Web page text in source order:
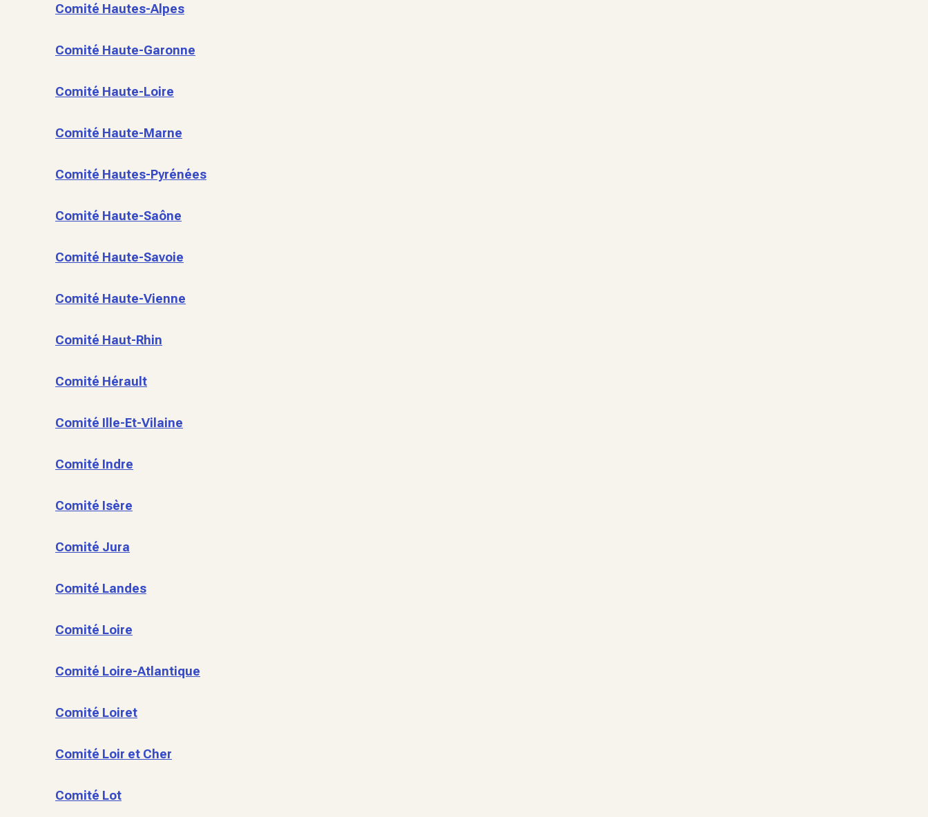
Comité Hautes-Alpes
Comité Haute-Garonne
Comité Haute-Loire
Comité Haute-Marne
Comité Hautes-Pyrénées
Comité Haute-Saône
Comité Haute-Savoie
Comité Haute-Vienne
Comité Haut-Rhin
Comité Hérault
Comité Ille-Et-Vilaine
Comité Indre
Comité Isère
Comité Jura
Comité Landes
Comité Loire
Comité Loire-Atlantique
Comité Loiret
Comité Loir et Cher
Comité Lot